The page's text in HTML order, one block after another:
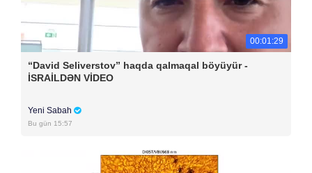
00:01:29
“David Seliverstov” haqda qalmaqal böyüyür -
İSRAİLDƏN VİDEO
Yeni Sabah
Bu gün 15:57